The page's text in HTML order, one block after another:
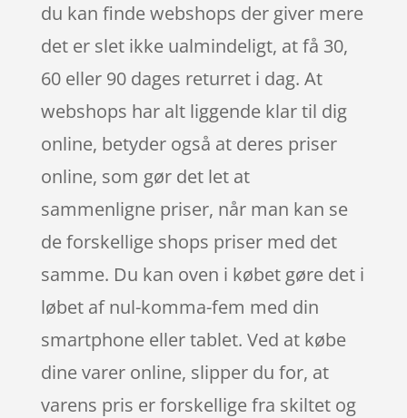
du kan finde webshops der giver mere
det er slet ikke ualmindeligt, at få 30,
60 eller 90 dages returret i dag. At
webshops har alt liggende klar til dig
online, betyder også at deres priser
online, som gør det let at
sammenligne priser, når man kan se
de forskellige shops priser med det
samme. Du kan oven i købet gøre det i
løbet af nul-komma-fem med din
smartphone eller tablet. Ved at købe
dine varer online, slipper du for, at
varens pris er forskellige fra skiltet og